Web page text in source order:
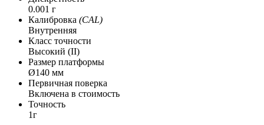
0.001 г
Калибровка (CAL)
Внутренняя
Класс точности
Высокий (II)
Размер платформы
Ø140 мм
Первичная поверка
Включена в стоимость
Точность
1г